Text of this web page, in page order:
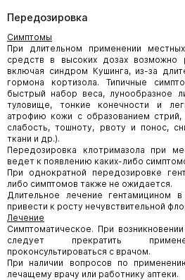
Передозировка
Симптомы
При длительном применении
средств в высоких дозах возможно
включая синдром Кушинга, из-за
гормона кортизола. Типичные
быстрый набор веса, лунообразное
туловище, тонкие конечности и
атрофию кожи с образованием
слабость, тошноту, рвоту и понос,
ткани и др.).
Передозировка клотримазола при
ведет к появлению каких-либо
При однократной передозировке
либо симптомов также не ожидается.
Длительное лечение гентамицином
привести к росту нечувствительной
Лечение
Симптоматическое. При
следует прекратить
проконсультироваться с врачом.
При наличии вопросов по
лечащему врачу или работнику аптеки.